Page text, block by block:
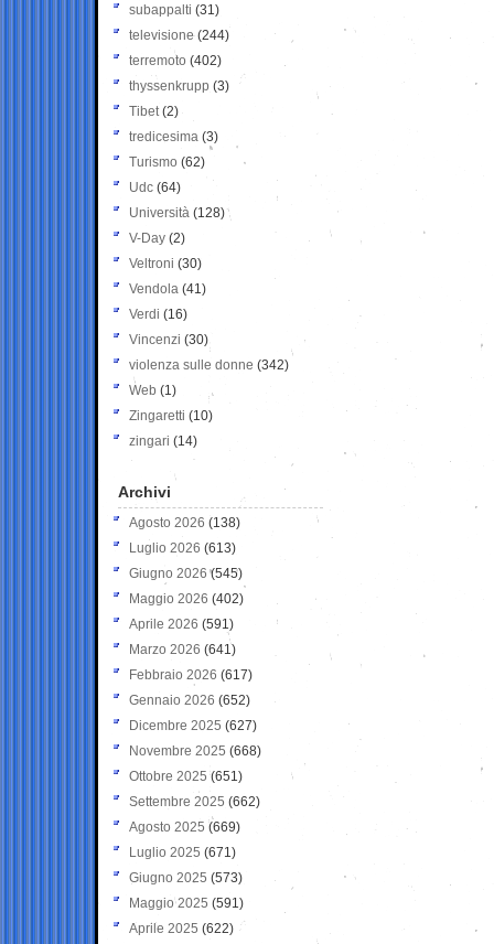
subappalti (31)
televisione(244)
terremoto (402)
thyssenkrupp (3)
Tibet(2)
tredicesima (3)
Turismo (62)
Udc (64)
Università (128)
V-Day (2)
Veltroni (30)
Vendola (41)
Verdi (16)
Vincenzi (30)
violenza sulle donne (342)
Web (1)
Zingaretti (10)
zingari (14)
Archivi
Agosto 2026 (138)
Luglio 2026 (613)
Giugno 2026 (545)
Maggio 2026 (402)
Aprile 2026 (591)
Marzo 2026 (641)
Febbraio 2026 (617)
Gennaio 2026 (652)
Dicembre 2025 (627)
Novembre 2025 (668)
Ottobre 2025 (651)
Settembre 2025 (662)
Agosto 2025 (669)
Luglio 2025 (671)
Giugno 2025 (573)
Maggio 2025 (591)
Aprile 2025 (622)